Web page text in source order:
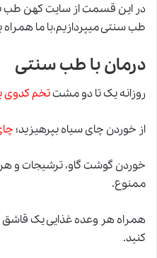
در این قسمت از سایت کهن طب
طب سنتی میپردازیم،با ما همراه
درمان با طب سنتی
روزانه یک تا دو مشتتخم کدوی
از خوردن چای سیاه بپرهیزید؛
خوردن گوشت گاو، ترشیجات و
ممنوع.
همراه هر وعده غذایی یک
کنید.